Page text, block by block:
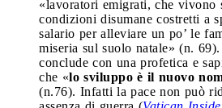
«lavoratori emigrati, che vivono
condizioni disumane costretti a
salario per alleviare un po’ le
miseria sul suolo natale» (n.
conclude con una profetica e
che «lo sviluppo è il nuovo
(n.76). Infatti la pace non può